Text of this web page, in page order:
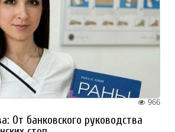
966
От банковского руководства